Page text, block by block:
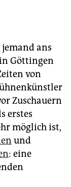
jemand ans
Göttingen
von
Zuschauern
erstes
möglich ist,
und
: eine